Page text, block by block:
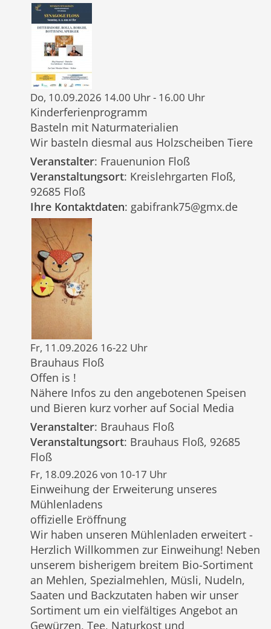
Do, 10.09.2026 14.00 Uhr - 16.00 Uhr
Kinderferienprogramm
Basteln mit Naturmaterialien
Wir basteln diesmal aus Holzscheiben Tiere
Veranstalter: Frauenunion Floß
Veranstaltungsort: Kreislehrgarten Floß,
92685 Floß
Ihre Kontaktdaten: gabifrank75@gmx.de
Fr, 11.09.2026 16-22 Uhr
Brauhaus Floß
Offen is !
Nähere Infos zu den angebotenen Speisen
und Bieren kurz vorher auf Social Media
Veranstalter: Brauhaus Floß
Veranstaltungsort: Brauhaus Floß, 92685
Floß
Fr, 18.09.2026 von 10-17 Uhr
Einweihung der Erweiterung unseres
Mühlenladens
offizielle Eröffnung
Wir haben unseren Mühlenladen erweitert -
Herzlich Willkommen zur Einweihung! Neben
unserem bisherigem breitem Bio-Sortiment
an Mehlen, Spezialmehlen, Müsli, Nudeln,
Saaten und Backzutaten haben wir unser
Sortiment um ein vielfältiges Angebot an
Gewürzen, Tee, Naturkost und